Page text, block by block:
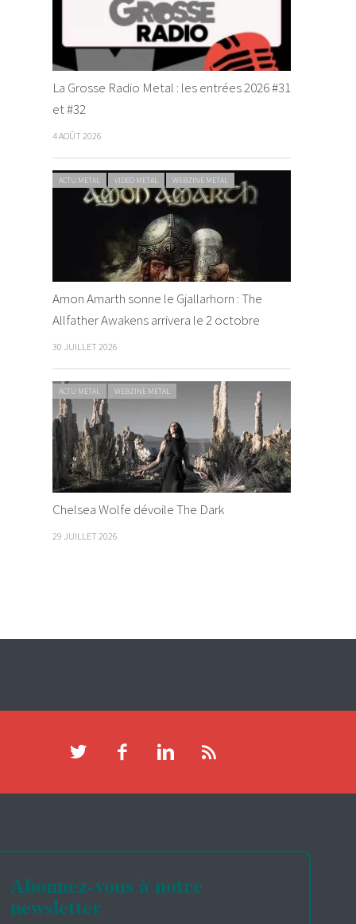
La Grosse Radio Metal : les entrées 2026 #31
et #32
4 AOÛT 2026
ACTU METAL VIDEO METAL WEBZINE METAL
Amon Amarth sonne le Gjallarhorn : The
Allfather Awakens arrivera le 2 octobre
30 JUILLET 2026
ACTU METAL WEBZINE METAL
Chelsea Wolfe dévoile The Dark
29 JUILLET 2026
Abonnez-vous à notre
newsletter